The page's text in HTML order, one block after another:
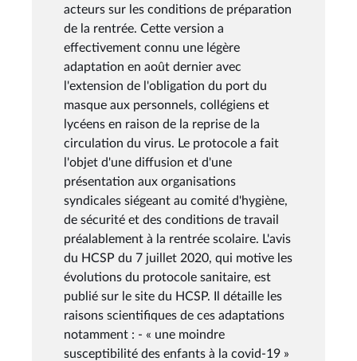
acteurs sur les conditions de préparation
de la rentrée. Cette version a
effectivement connu une légère
adaptation en août dernier avec
l'extension de l'obligation du port du
masque aux personnels, collégiens et
lycéens en raison de la reprise de la
circulation du virus. Le protocole a fait
l'objet d'une diffusion et d'une
présentation aux organisations
syndicales siégeant au comité d'hygiène,
de sécurité et des conditions de travail
préalablement à la rentrée scolaire. L'avis
du HCSP du 7 juillet 2020, qui motive les
évolutions du protocole sanitaire, est
publié sur le site du HCSP. Il détaille les
raisons scientifiques de ces adaptations
notamment : - « une moindre
susceptibilité des enfants à la covid-19 »